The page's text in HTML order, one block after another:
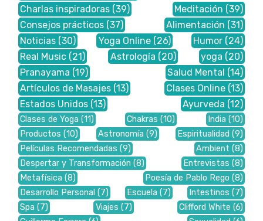
Charlas inspiradoras (39) Meditación (39)
Consejos prácticos (37) Alimentación (31)
Noticias (30) Yoga Online (26) Humor (24)
Real Music (21) Astrología (20) yoga (20)
Pranayama (19) Salud Mental (14)
Artículos de Masajes (13) Clases Online (13)
Estados Unidos (13) Ayurveda (12)
Clases de Yoga (11) Chakras (10) India (10)
Productos (10) Astronomía (9) Espiritualidad (9)
Películas Recomendadas (9) Ambient (8)
Despertar y Transformación (8) Entrevistas (8)
Metafísica (8) Poesía de Pablo Rego (8)
Desarrollo Personal (7) Escuela (7) Intestinos (7)
Spa (7) Viajes (7) Clifford White (6)